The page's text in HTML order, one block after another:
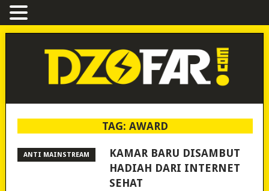
TAG: AWARD
ANTI MAINSTREAM
KAMAR BARU DISAMBUT
HADIAH DARI INTERNET
SEHAT